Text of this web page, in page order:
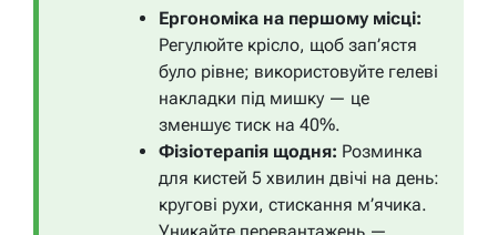
Ергономіка на першому місці:
Регулюйте крісло, щоб зап’ястя
було рівне; використовуйте гелеві
накладки під мишку — це
зменшує тиск на 40%.
Фізіотерапія щодня: Розминка
для кистей 5 хвилин двічі на день:
кругові рухи, стискання м’ячика.